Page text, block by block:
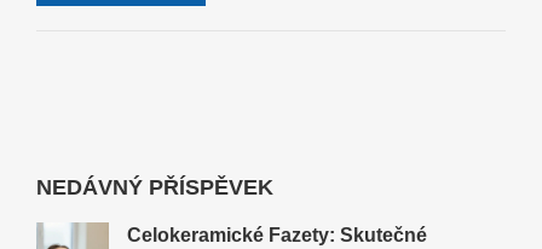
NEDÁVNÝ PŘÍSPĚVEK
Celokeramické Fazety: Skutečné